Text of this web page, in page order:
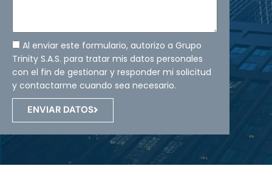
Al enviar este formulario, autorizo a Grupo
Trinity S.A.S. para tratar mis datos personales
con el fin de gestionar y responder mi solicitud
y contactarme cuando sea necesario.
ENVIAR DATOS